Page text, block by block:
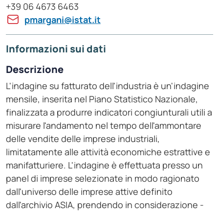
+39 06 4673 6463
pmargani@istat.it
Informazioni sui dati
Descrizione
L'indagine su fatturato dell'industria è un'indagine
mensile, inserita nel Piano Statistico Nazionale,
finalizzata a produrre indicatori congiunturali utili a
misurare l'andamento nel tempo dell'ammontare
delle vendite delle imprese industriali,
limitatamente alle attività economiche estrattive e
manifatturiere. L'indagine è effettuata presso un
panel di imprese selezionate in modo ragionato
dall'universo delle imprese attive definito
dall'archivio ASIA, prendendo in considerazione -